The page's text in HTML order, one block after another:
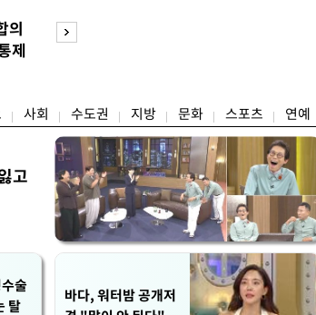
지 않는 1주
전문가, 크
공인중
의
제
사회 수도권 지방 문화 스포츠 연예
고
술
탈
바다, 워터밤 공개저